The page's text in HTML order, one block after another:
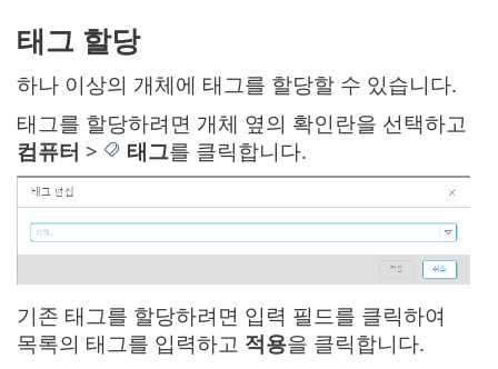
태그 할당
하나 이상의 개체에 태그를 할당할 수 있습니다.
태그를 할당하려면 개체 옆의 확인란을 선택하고
컴퓨터 > 태그를 클릭합니다.
기존 태그를 할당하려면 입력 필드를 클릭하여
목록의 태그를 입력하고 적용을 클릭합니다.